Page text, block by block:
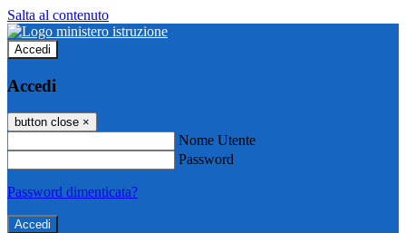
Salta al contenuto
Accedi
Accedi
button close ×
Nome Utente
Password
Password dimenticata?